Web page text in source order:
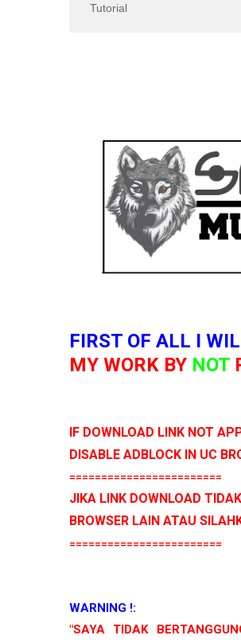
Tutorial
FIRST OF ALL I
MY WORK BY NOT
IF DOWNLOAD LINK NOT
DISABLE ADBLOCK IN UC
========================
JIKA LINK DOWNLOAD
BROWSER LAIN ATAU
========================
WARNING !:
"SAYA TIDAK